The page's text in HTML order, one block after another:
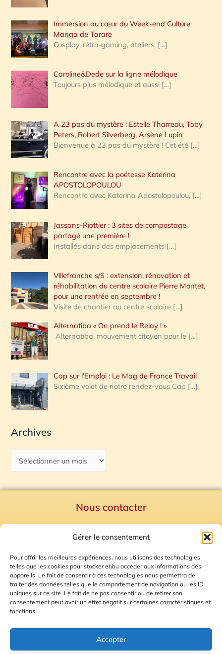
Gérer le consentement
Pour offrir les meilleures expériences, nous utilisons des technologies
telles que les cookies pour stocker et/ou accéder aux informations des
appareils. Le fait de consentir à ces technologies nous permettra de
traiter des données telles que le comportement de navigation ou les ID
uniques sur ce site. Le fait de ne pas consentir ou de retirer son
consentement peut avoir un effet négatif sur certaines caractéristiques et
fonctions.
Accepter
:
Immersion au cœur du Week-end Culture
Manga de Tarare
Cosplay, rétro-gaming, ateliers, […]
Caroline&Dede sur la ligne mélodique
Toujours plus mélodique et aussi […]
A 23 pas du mystère : Estelle Tharreau, Toby
Peters, Robert Silverberg, Arsène Lupin
Bienvenue à 23 pas du mystère ! Cet été […]
Rencontre avec la poétesse Katerina
APOSTOLOPOULOU
Rencontre avec Katerina Apostolopoulou, […]
Jassans-Riottier : 3 sites de compostage
partagé une première !
Installés dans des emplacements […]
Villefranche s/S : extension, rénovation et
réhabilitation du centre scolaire Pierre Montet,
pour une rentrée en septembre !
Visite de chantier au centre scolaire […]
Alternatiba « On prend le Relay ! »
Alternatiba, mouvement citoyen pour le […]
Cap sur l’Emploi : Le Mag de France Travail
Sixième volet de notre rendez-vous Cap […]
Archives
Nous contacter
Mentions Légales
Plan du site
Gestion des Cookies